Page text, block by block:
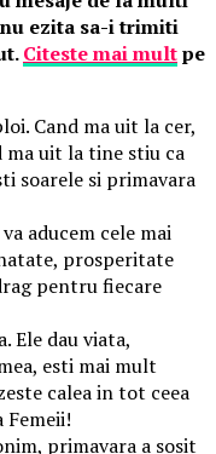
ezita sa-i trimiti
Citeste mai multpe
Cand ma uit la cer,
ma uit la tine stiu ca
soarele si primavara
aducem cele mai
prosperitate
pentru fiecare
Ele dau viata,
esti mai mult
calea in tot ceea
Femeii!
primavara a sosit